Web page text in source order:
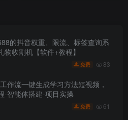
的抖音权重、限流、标签查询系
物收割机【软件+教程】
免费 83
作流一键生成学习方法短视频，
-智能体搭建-项目实操
免费 61